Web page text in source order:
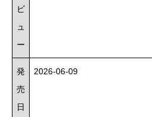
ビ
ュ
ー
発
売
日
2026-06-09